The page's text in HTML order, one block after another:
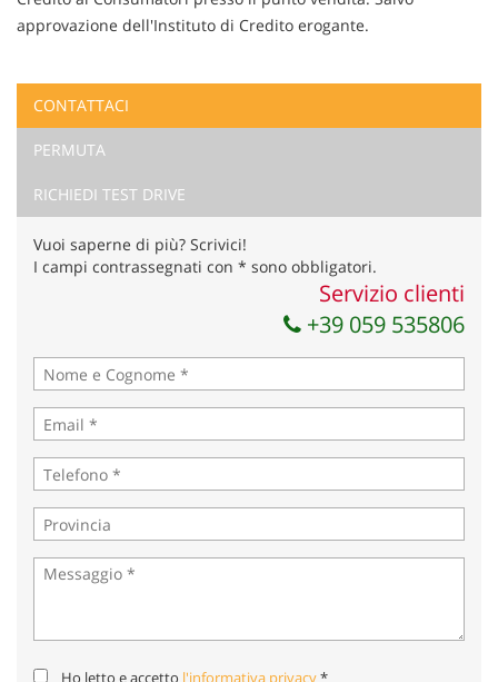
Ho letto e accettol'informativa privacy*
Acconsento al trattamento dei miei dati per finalità di
Invia la tua richiesta
approvazione dell'Instituto di Credito erogante.
CONTATTACI
PERMUTA
RICHIEDI TEST DRIVE
Vuoi saperne di più? Scrivici!
I campi contrassegnati con * sono obbligatori.
Servizio clienti
+39 059 535806
Ho letto e accetto l'informativa privacy*